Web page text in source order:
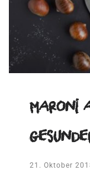
Maroni
21. Oktober